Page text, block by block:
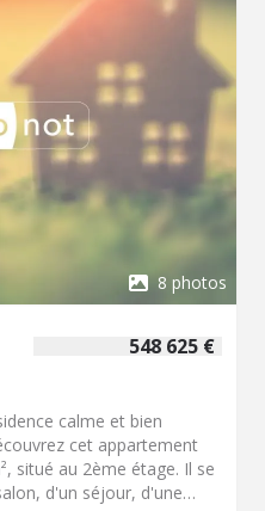
8 photos
548 625 €
calme et bien
cet appartement
situé au 2ème étage. Il se
d'un séjour, d'une